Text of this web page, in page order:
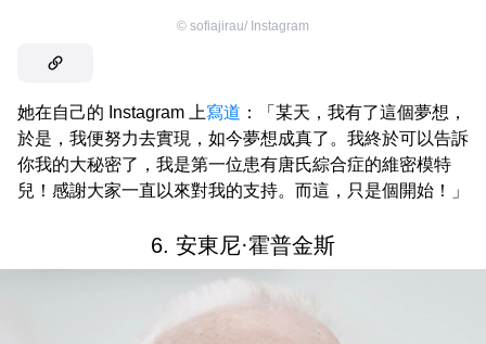
© sofiajirau/ Instagram
她在自己的 Instagram 上寫道 ：「某天，我有了這個夢想，
於是，我便努力去實現，如今夢想成真了。我終於可以告訴
你我的大秘密了，我是第一位患有唐氏綜合症的維密模特
兒！感謝大家一直以來對我的支持。而這，只是個開始！」
6. 安東尼·霍普金斯